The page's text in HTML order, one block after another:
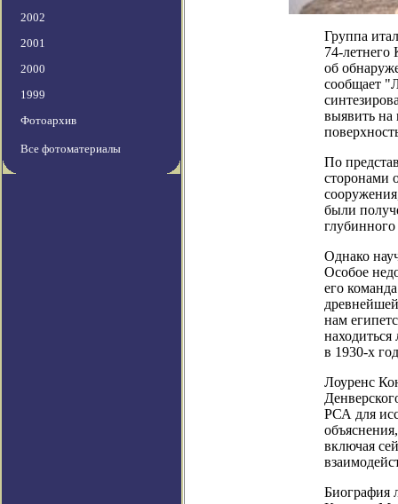
2002
2001
2000
1999
Фотоархив
Все фотоматериалы
Группа
74-летнего
об
сообщает
выявить на
По
сторонами
были
Однако
Особое
его
нам
в 1930-х
Лоуренс
РСА для
включая
Биография